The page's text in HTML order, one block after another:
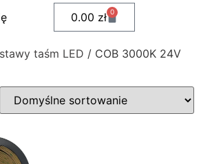
0.00 zł 0
taśm LED / COB 3000K 24V